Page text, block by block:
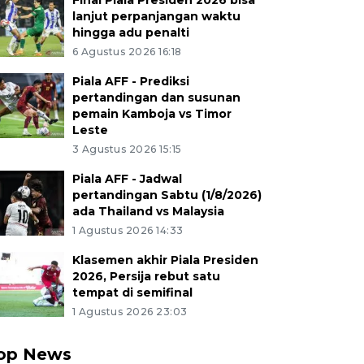
lanjut perpanjangan waktu
hingga adu penalti
6 Agustus 2026 16:18
Piala AFF - Prediksi
pertandingan dan susunan
pemain Kamboja vs Timor
Leste
3 Agustus 2026 15:15
Piala AFF - Jadwal
pertandingan Sabtu (1/8/2026)
ada Thailand vs Malaysia
1 Agustus 2026 14:33
Klasemen akhir Piala Presiden
2026, Persija rebut satu
tempat di semifinal
1 Agustus 2026 23:03
News